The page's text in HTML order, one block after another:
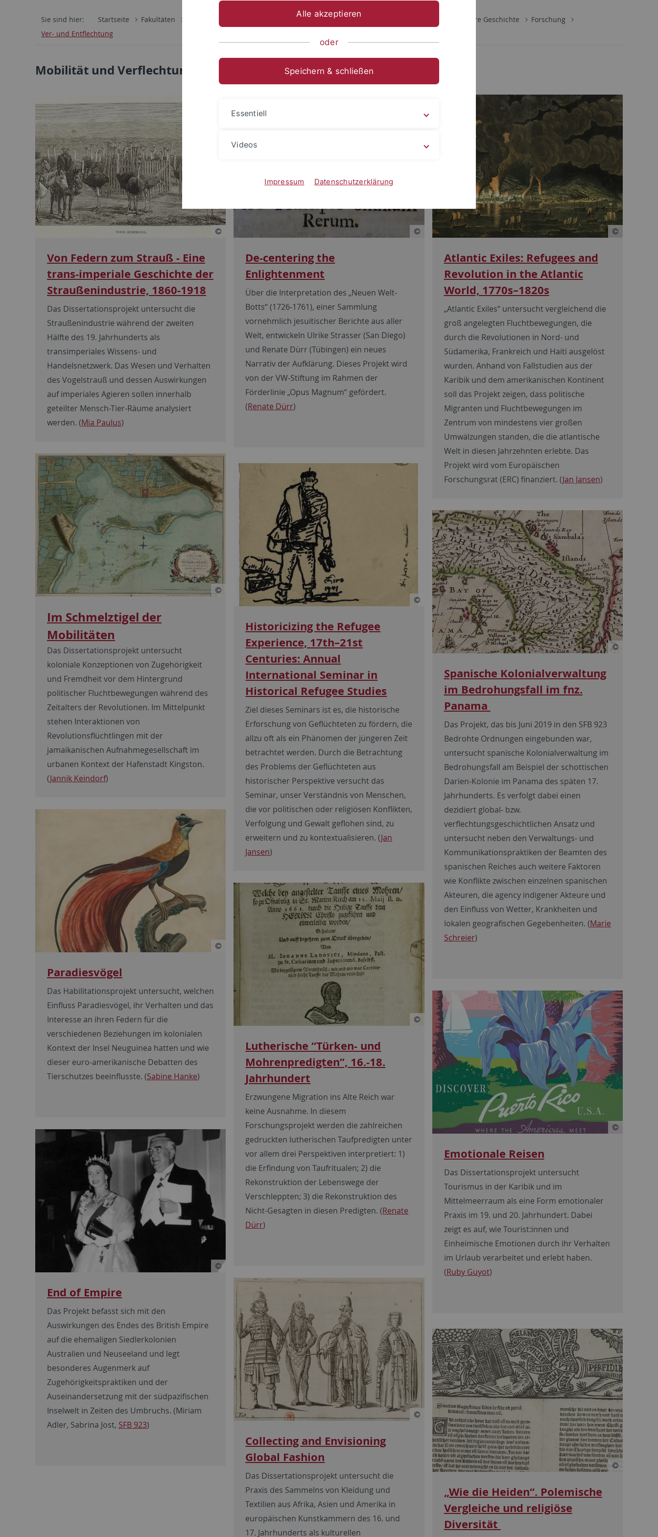
Sie sind hier: Startseite Fakultäten Geschichtswissenschaft Neuere Geschichte
Forschung
Ver- und Entflechtung
Mobilität und Verflechtungen
Von Federn zum Strauß - Eine
trans-imperiale Geschichte der
Straußenindustrie, 1860-1918
Das Dissertationsprojekt untersucht die
Straußenindustrie während der zweiten
Hälfte des 19. Jahrhunderts als
transimperiales Wissens- und
Handelsnetzwerk. Das Wesen und Verhalten
des Vogelstrauß und dessen Auswirkungen
auf imperiales Agieren sollen innerhalb
geteilter Mensch-Tier-Räume analysiert
werden. (Mia Paulus)
Im Schmelztigel der
Mobilitäten
Das Dissertationsprojekt untersucht
koloniale Konzeptionen von Zugehörigkeit
und Fremdheit vor dem Hintergrund
politischer Fluchtbewegungen während des
Zeitalters der Revolutionen. Im Mittelpunkt
stehen Interaktionen von
Revolutionsflüchtlingen mit der
jamaikanischen Aufnahmegesellschaft im
urbanen Kontext der Hafenstadt Kingston.
(Jannik Keindorf)
Paradiesvögel
Das Habilitationsprojekt untersucht, welchen
Einfluss Paradiesvögel, ihr Verhalten und das
Interesse an ihren Federn für die
verschiedenen Beziehungen im kolonialen
Kontext der Insel Neuguinea hatten und wie
dieser euro-amerikanische Debatten des
Tierschutzes beeinflusste. (Sabine Hanke)
End of Empire
Das Projekt befasst sich mit den
Auswirkungen des Endes des British Empire
auf die ehemaligen Siedlerkolonien
Australien und Neuseeland und legt
besonderes Augenmerk auf
Zugehörigkeitspraktiken und der
Auseinandersetzung mit der südpazifischen
Inselwelt in Zeiten des Umbruchs. (Miriam
Adler, Sabrina Jost, SFB 923)
De-centering the
Enlightenment
Über die Interpretation des „Neuen Welt-
Botts“ (1726-1761), einer Sammlung
vornehmlich jesuitischer Berichte aus aller
Welt, entwickeln Ulrike Strasser (San Diego)
und Renate Dürr (Tübingen) ein neues
Narrativ der Aufklärung. Dieses Projekt wird
von der VW-Stiftung im Rahmen der
Förderlinie „Opus Magnum“ gefördert.
(Renate Dürr)
Historicizing the Refugee
Experience, 17th–21st
Centuries: Annual
International Seminar in
Historical Refugee Studies
Ziel dieses Seminars ist es, die historische
Erforschung von Geflüchteten zu fördern, die
allzu oft als ein Phänomen der jüngeren Zeit
betrachtet werden. Durch die Betrachtung
des Problems der Geflüchteten aus
historischer Perspektive versucht das
Seminar, unser Verständnis von Menschen,
die vor politischen oder religiösen Konflikten,
Verfolgung und Gewalt geflohen sind, zu
erweitern und zu kontextualisieren. (Jan
Jansen)
Lutherische “Türken- und
Mohrenpredigten”, 16.-18.
Jahrhundert
Erzwungene Migration ins Alte Reich war
keine Ausnahme. In diesem
Forschungsprojekt werden die zahlreichen
gedruckten lutherischen Taufpredigten unter
vor allem drei Perspektiven interpretiert: 1)
die Erfindung von Taufritualen; 2) die
Rekonstruktion der Lebenswege der
Verschleppten; 3) die Rekonstruktion des
Nicht-Gesagten in diesen Predigten. (Renate
Dürr)
Collecting and Envisioning
Global Fashion
Das Dissertationsprojekt untersucht die
Praxis des Sammelns von Kleidung und
Textilien aus Afrika, Asien und Amerika in
europäischen Kunstkammern des 16. und
17. Jahrhunderts als kulturellen
Atlantic Exiles: Refugees and
Revolution in the Atlantic
World, 1770s–1820s
„Atlantic Exiles“ untersucht vergleichend die
groß angelegten Fluchtbewegungen, die
durch die Revolutionen in Nord- und
Südamerika, Frankreich und Haiti ausgelöst
wurden. Anhand von Fallstudien aus der
Karibik und dem amerikanischen Kontinent
soll das Projekt zeigen, dass politische
Migranten und Fluchtbewegungen im
Zentrum von mindestens vier großen
Umwälzungen standen, die die atlantische
Welt in diesen Jahrzehnten erlebte. Das
Projekt wird vom Europäischen
Forschungsrat (ERC) finanziert. (Jan Jansen)
Spanische Kolonialverwaltung
im Bedrohungsfall im fnz.
Panama
Das Projekt, das bis Juni 2019 in den SFB 923
Bedrohte Ordnungen eingebunden war,
untersucht spanische Kolonialverwaltung im
Bedrohungsfall am Beispiel der schottischen
Darien-Kolonie im Panama des späten 17.
Jahrhunderts. Es verfolgt dabei einen
dezidiert global- bzw.
verflechtungsgeschichtlichen Ansatz und
untersucht neben den Verwaltungs- und
Kommunikationspraktiken der Beamten des
spanischen Reiches auch weitere Faktoren
wie Konflikte zwischen einzelnen spanischen
Akteuren, die agency indigener Akteure und
den Einfluss von Wetter, Krankheiten und
lokalen geografischen Gegebenheiten. (Marie
Schreier)
Emotionale Reisen
Das Dissertationsprojekt untersucht
Tourismus in der Karibik und im
Mittelmeerraum als eine Form emotionaler
Praxis im 19. und 20. Jahrhundert. Dabei
zeigt es auf, wie Tourist:innen und
Einheimische Emotionen durch ihr Verhalten
im Urlaub verarbeitet und erlebt haben.
(Ruby Guyot)
„Wie die Heiden“. Polemische
Vergleiche und religiöse
Diversität
Alle akzeptieren
oder
Speichern & schließen
Essentiell
Videos
Impressum Datenschutzerklärung